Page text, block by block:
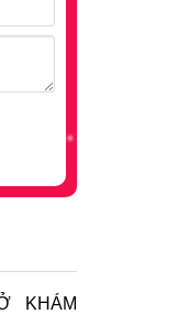
KHÁM